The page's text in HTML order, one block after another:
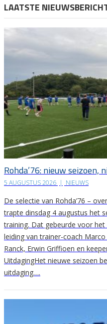
LAATSTE
Rohda’76: nieuw seizoen,
5 AUGUSTUS 2026 | NIEUWS
De selectie van Rohda’76 –
trapte dinsdag 4 augustus het
training. Dat gebeurde voor
leiding van trainer-coach
Ranck, Erwin Griffioen en
UitdagingHet nieuwe seizoen
uitdaging….